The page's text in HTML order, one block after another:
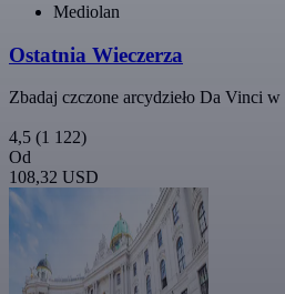
Mediolan
Ostatnia Wieczerza
Zbadaj czczone arcydzieło Da Vinci
4,5 (1 122)
Od
108,32 USD